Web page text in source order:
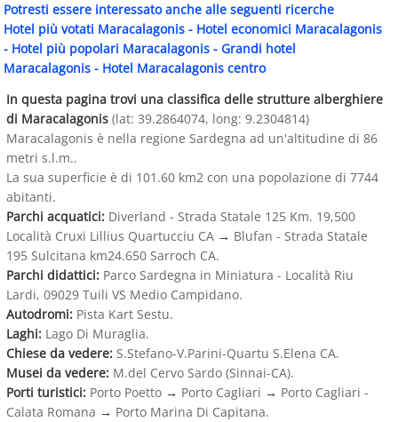
Potresti essere interessato anche alle seguenti ricerche
Hotel più votati Maracalagonis - Hotel economici Maracalagonis
- Hotel più popolari Maracalagonis - Grandi hotel
Maracalagonis - Hotel Maracalagonis centro
In questa pagina trovi una classifica delle strutture alberghiere
di Maracalagonis (lat: 39.2864074, long: 9.2304814)
Maracalagonis è nella regione Sardegna ad un'altitudine di 86
metri s.l.m..
La sua superficie è di 101.60 km2 con una popolazione di 7744
abitanti.
Parchi acquatici: Diverland - Strada Statale 125 Km. 19,500
Località Cruxi Lillius Quartucciu CA → Blufan - Strada Statale
195 Sulcitana km24.650 Sarroch CA.
Parchi didattici: Parco Sardegna in Miniatura - Località Riu
Lardi, 09029 Tuili VS Medio Campidano.
Autodromi: Pista Kart Sestu.
Laghi: Lago Di Muraglia.
Chiese da vedere: S.Stefano-V.Parini-Quartu S.Elena CA.
Musei da vedere: M.del Cervo Sardo (Sinnai-CA).
Porti turistici: Porto Poetto → Porto Cagliari → Porto Cagliari -
Calata Romana → Porto Marina Di Capitana.